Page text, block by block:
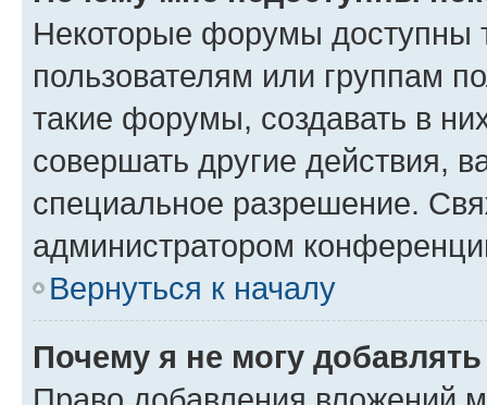
Некоторые форумы доступны
пользователям или группам
такие форумы, создавать в
совершать другие действия,
специальное разрешение.
администратором
Вернуться к началу
Почему я не могу